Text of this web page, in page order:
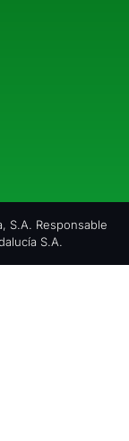
S.A. Responsable
S.A.